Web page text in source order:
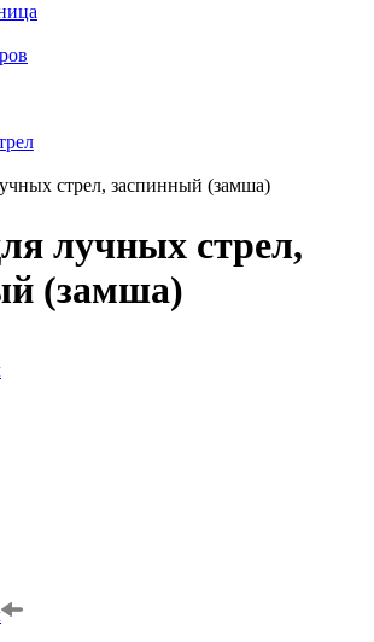
стрел, заспинный (замша)
лучных стрел,
(замша)